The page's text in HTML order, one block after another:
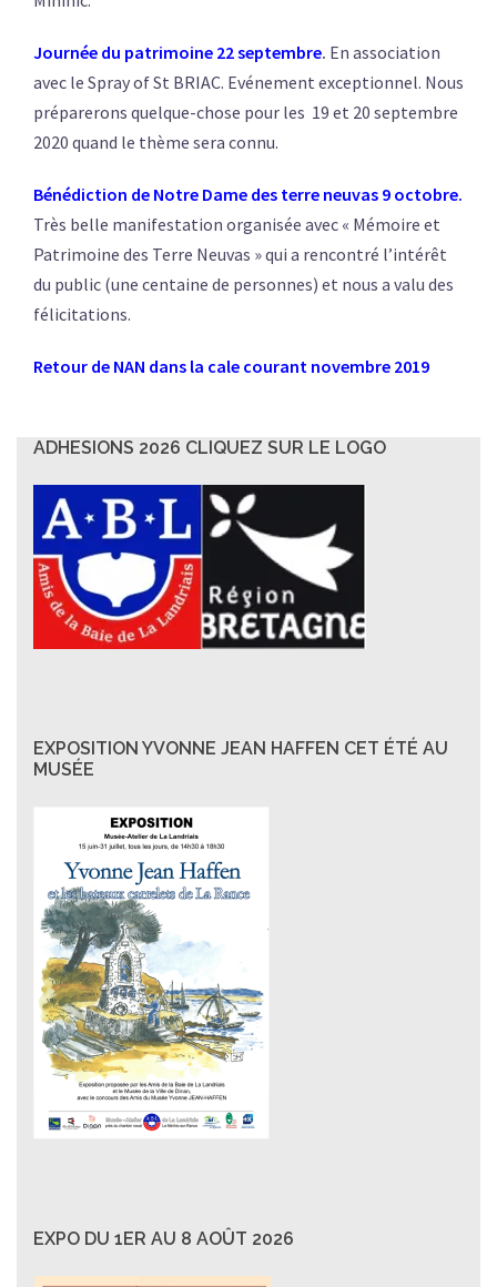
Journée du patrimoine 22 septembre. En association
avec le Spray of St BRIAC. Evénement exceptionnel. Nous
préparerons quelque-chose pour les 19 et 20 septembre
2020 quand le thème sera connu.
Bénédiction de Notre Dame des terre neuvas 9 octobre.
Très belle manifestation organisée avec « Mémoire et
Patrimoine des Terre Neuvas » qui a rencontré l’intérêt
du public (une centaine de personnes) et nous a valu des
félicitations.
Retour de NAN dans la cale courant novembre 2019
ADHESIONS 2026 CLIQUEZ SUR LE LOGO
EXPOSITION YVONNE JEAN HAFFEN CET ÉTÉ AU
MUSÉE
EXPO DU 1ER AU 8 AOÛT 2026